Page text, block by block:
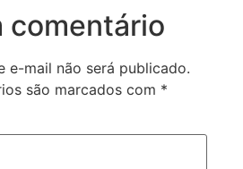
comentário
e-mail não será publicado.
são marcados com *